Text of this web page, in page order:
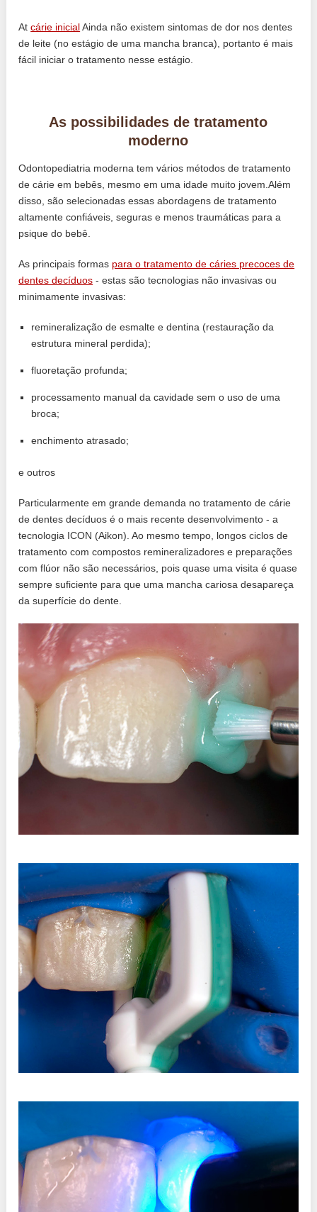
Atcárie inicialAinda não existem sintomas de dor nos dentes
de leite (no estágio de uma mancha branca), portanto é mais
fácil iniciar o tratamento nesse estágio.
As possibilidades de tratamento
moderno
Odontopediatria moderna tem vários métodos de tratamento
de cárie em bebês, mesmo em uma idade muito jovem.Além
disso, são selecionadas essas abordagens de tratamento
altamente confiáveis, seguras e menos traumáticas para a
psique do bebê.
As principais formas para o tratamento de cáries precoces de
dentes decíduos - estas são tecnologias não invasivas ou
minimamente invasivas:
remineralização de esmalte e dentina (restauração da
estrutura mineral perdida);
fluoretação profunda;
processamento manual da cavidade sem o uso de uma
broca;
enchimento atrasado;
e outros
Particularmente em grande demanda no tratamento de cárie
de dentes decíduos é o mais recente desenvolvimento - a
tecnologia ICON (Aikon). Ao mesmo tempo, longos ciclos de
tratamento com compostos remineralizadores e preparações
com flúor não são necessários, pois quase uma visita é quase
sempre suficiente para que uma mancha cariosa desapareça
da superfície do dente.